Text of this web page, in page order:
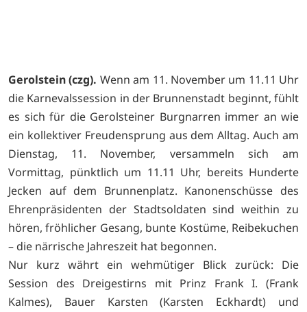
Gerolstein (czg). Wenn am 11. November um 11.11 Uhr
die Karnevalssession in der Brunnenstadt beginnt, fühlt
es sich für die Gerolsteiner Burgnarren immer an wie
ein kollektiver Freudensprung aus dem Alltag. Auch am
Dienstag, 11. November, versammeln sich am
Vormittag, pünktlich um 11.11 Uhr, bereits Hunderte
Jecken auf dem Brunnenplatz. Kanonenschüsse des
Ehrenpräsidenten der Stadtsoldaten sind weithin zu
hören, fröhlicher Gesang, bunte Kostüme, Reibekuchen
– die närrische Jahreszeit hat begonnen.
Nur kurz währt ein wehmütiger Blick zurück: Die
Session des Dreigestirns mit Prinz Frank I. (Frank
Kalmes), Bauer Karsten (Karsten Eckhardt) und